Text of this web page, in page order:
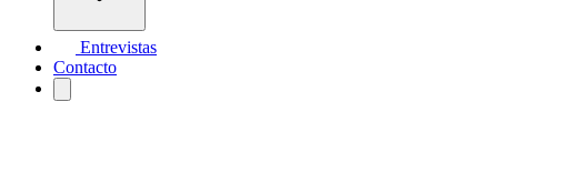
Entrevistas
Contacto